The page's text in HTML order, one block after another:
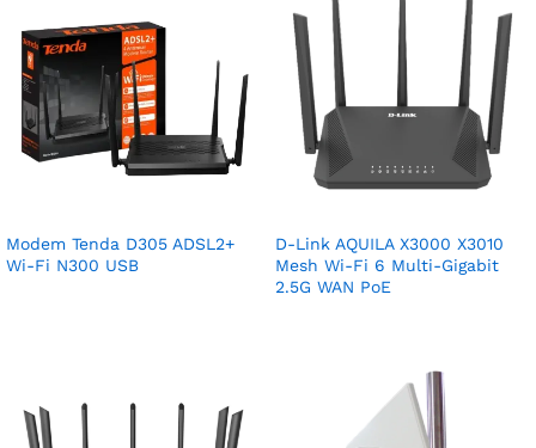
Modem Tenda D305 ADSL2+
Wi-Fi N300 USB
D-Link AQUILA X3000 X3010
Mesh Wi-Fi 6 Multi-Gigabit
2.5G WAN PoE